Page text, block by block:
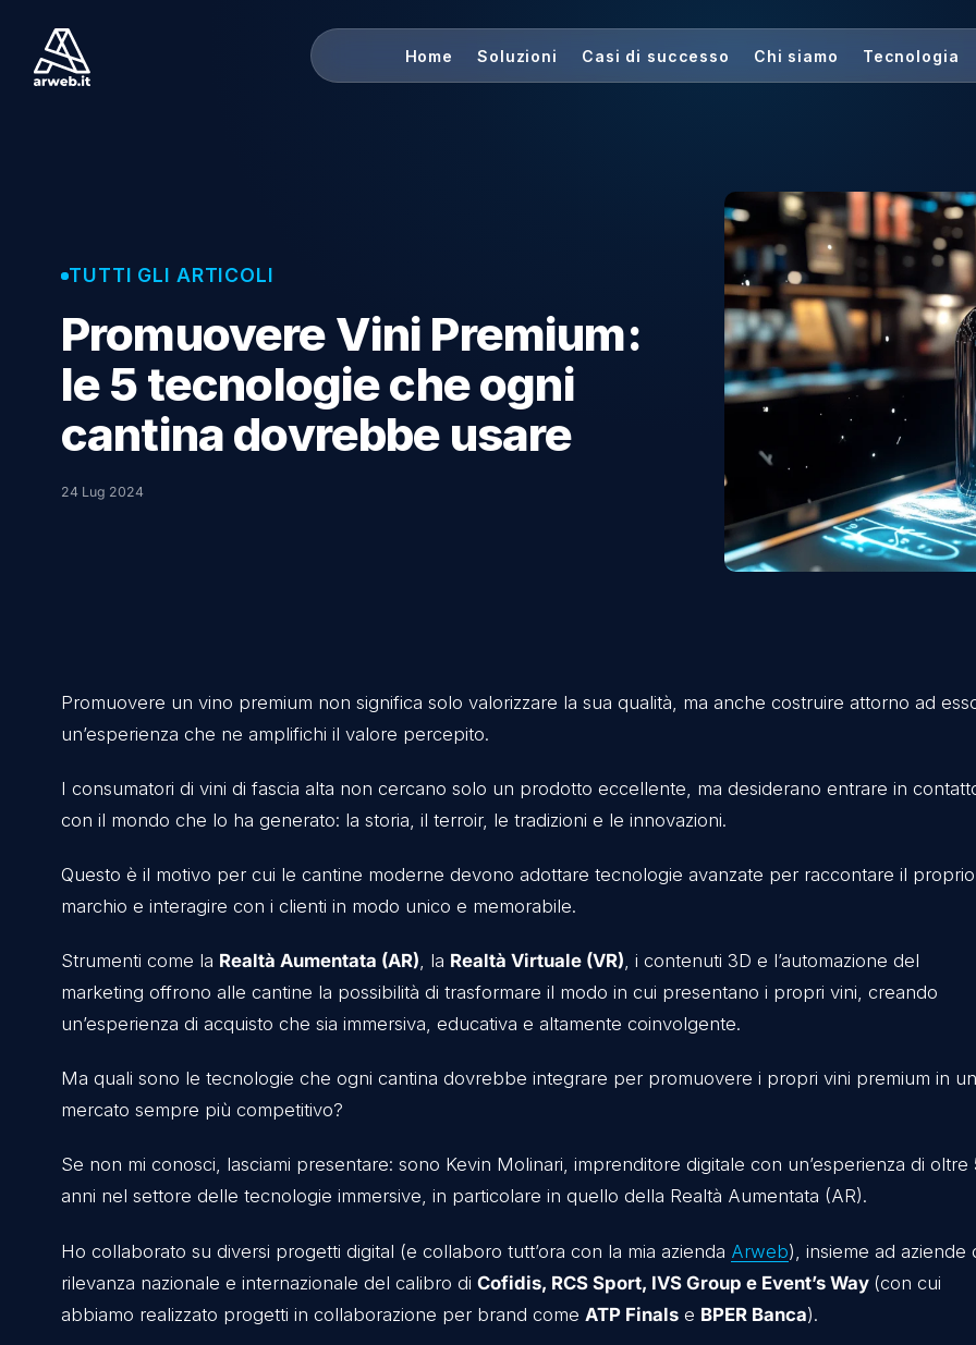
Home Soluzioni Casi di successo Chi siamo
TUTTI GLI ARTICOLI
Promuovere Vini Premium:
le 5 tecnologie che ogni
cantina dovrebbe usare
Promuovere un vino premium non significa solo valorizzare la sua qualità, ma anche costruire
un’esperienza che ne amplifichi il valore percepito.
I consumatori di vini di fascia alta non cercano solo un prodotto eccellente, ma desiderano
Questo è il motivo per cui le cantine moderne devono adottare tecnologie avanzate per
marchio e interagire con i clienti in modo unico e memorabile.
Strumenti come laRealtà Aumentata (AR), laRealtà Virtuale (VR), i contenuti 3D e
marketing offrono alle cantine la possibilità di trasformare il modo in cui presentano i propri
un’esperienza di acquisto che sia immersiva, educativa e altamente coinvolgente.
mercato sempre più competitivo?
Se non mi conosci, lasciami presentare: sono Kevin Molinari, imprenditore digitale con